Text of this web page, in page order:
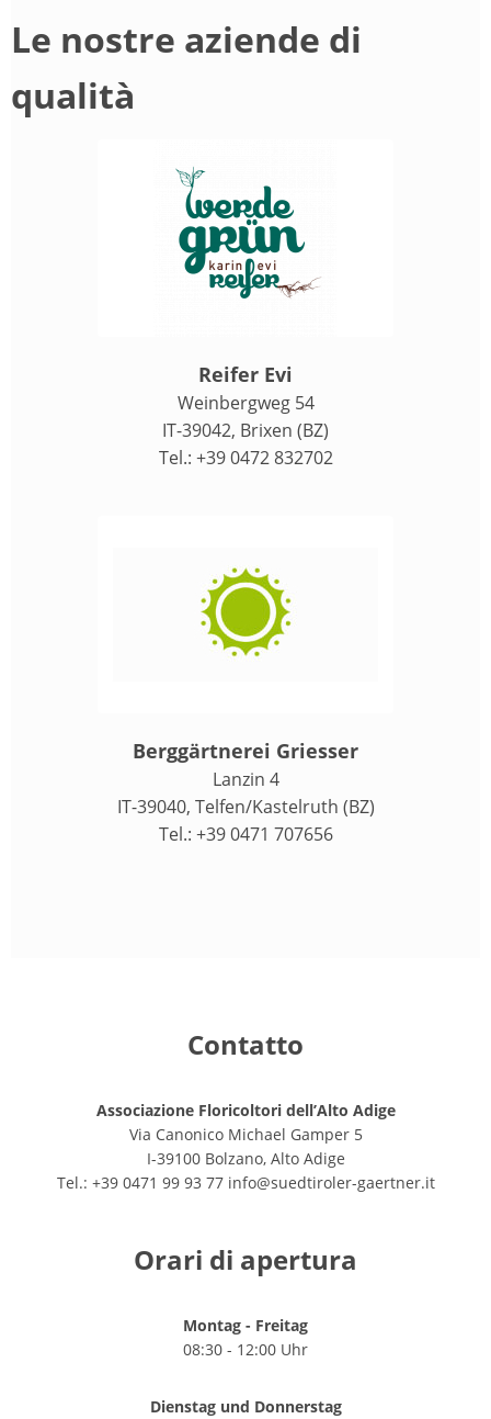
Le nostre aziende di
qualità
Reifer Evi
Weinbergweg 54
IT-39042, Brixen (BZ)
Tel.: +39 0472 832702
Berggärtnerei Griesser
Lanzin 4
IT-39040, Telfen/Kastelruth (BZ)
Tel.: +39 0471 707656
Contatto
Associazione Floricoltori dell’Alto Adige
Via Canonico Michael Gamper 5
I-39100 Bolzano, Alto Adige
Tel.: +39 0471 99 93 77 info@suedtiroler-gaertner.it
Orari di apertura
Montag - Freitag
08:30 - 12:00 Uhr
Dienstag und Donnerstag